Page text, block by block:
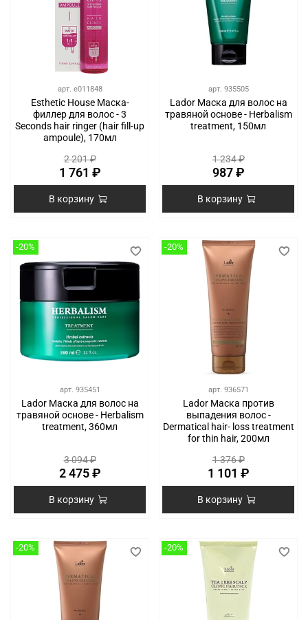
арт. e011848
Esthetic House Маска-
филлер для волос - 3
Seconds hair ringer (hair fill-up
ampoule), 170мл
2 201 ₽
1 761 ₽
В корзину
арт. 935505
Lador Маска для волос на
травяной основе - Herbalism
treatment, 150мл
1 234 ₽
987 ₽
В корзину
-20%
арт. 935451
Lador Маска для волос на
травяной основе - Herbalism
treatment, 360мл
3 094 ₽
2 475 ₽
В корзину
-20%
арт. 936571
Lador Маска против
выпадения волос -
Dermatical hair- loss treatment
for thin hair, 200мл
1 376 ₽
1 101 ₽
В корзину
-20% -20%